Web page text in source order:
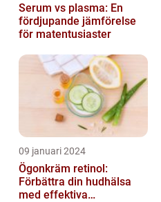
Serum vs plasma: En
fördjupande jämförelse
för matentusiaster
09 januari 2024
Ögonkräm retinol:
Förbättra din hudhälsa
med effektiva